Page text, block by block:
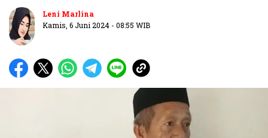
Leni Marlina
Kamis, 6 Juni 2024 - 08:55 WIB